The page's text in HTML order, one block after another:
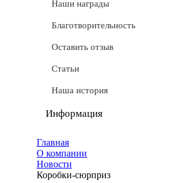
Доставка
Условные обозначения
Документы
Обмен и возврат
Частые вопросы
Наши награды
Благотворительность
Оставить отзыв
Статьи
Наша история
Информация
Мы используем cookie
Удаление аккаунта
Главная
О компании
Новости
Коробки-сюрприз